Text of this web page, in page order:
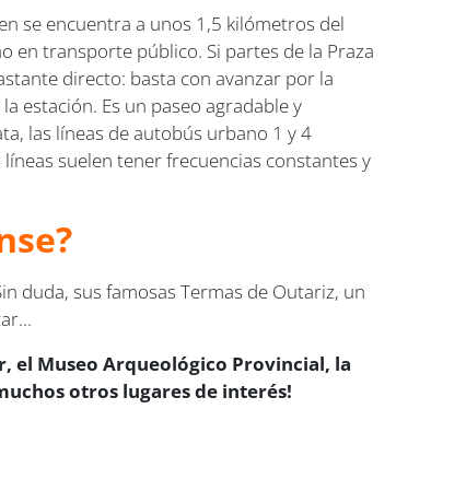
se encuentra a unos 1,5 kilómetros del
en transporte público. Si partes de la Praza
directo: basta con avanzar por la
estación. Es un paseo agradable y
las líneas de autobús urbano 1 y 4
suelen tener frecuencias constantes y
duda, sus famosas Termas de Outariz, un
el Museo Arqueológico Provincial, la
otros lugares de interés!